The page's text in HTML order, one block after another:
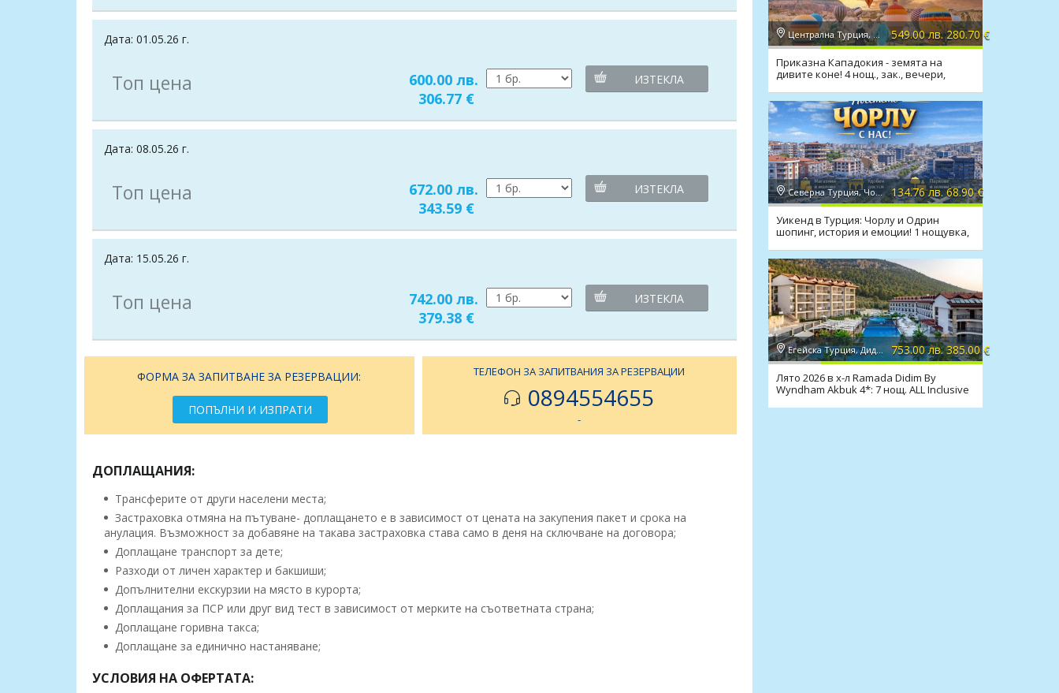
Дата: 01.05.26 г.
Топ цена
600.00 лв.
306.77 €
ИЗТЕКЛА
Дата: 08.05.26 г.
Топ цена
672.00 лв.
343.59 €
ИЗТЕКЛА
Дата: 15.05.26 г.
Топ цена
742.00 лв.
379.38 €
ИЗТЕКЛА
ФОРМА ЗА ЗАПИТВАНЕ ЗА РЕЗЕРВАЦИИ:
ПОПЪЛНИ И ИЗПРАТИ
ТЕЛЕФОН ЗА ЗАПИТВАНИЯ ЗА РЕЗЕРВАЦИИ
0894554655
-
ДОПЛАЩАНИЯ:
Трансферите от други населени места;
Застраховка отмяна на пътуване- доплащането е в зависимост от цената на закупения пакет и срока на
анулация. Възможност за добавяне на такава застраховка става само в деня на сключване на договора;
Доплащане транспорт за дете;
Разходи от личен характер и бакшиши;
Допълнителни екскурзии на място в курорта;
Доплащания за ПСР или друг вид тест в зависимост от мерките на съответната страна;
Доплащане горивна такса;
Доплащане за единично настаняване;
УСЛОВИЯ НА ОФЕРТАТА:
Централна Турция, Кападокия 549.00 лв. 280.70 €
Приказна Кападокия - земята на
дивите коне! 4 нощ., зак., вечери,
Северна Турция, Чорлу 134.76 лв. 68.90 €
Уикенд в Турция: Чорлу и Одрин
шопинг, история и емоции! 1 нощувка,
Егейска Турция, Дидим 753.00 лв. 385.00 €
Лято 2026 в х-л Ramada Didim By
Wyndham Akbuk 4*: 7 нощ. ALL Inclusive